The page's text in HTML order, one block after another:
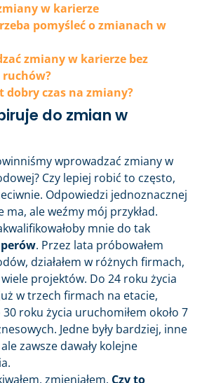
w karierze
pomyśleć o zmianach w
zmiany w karierze bez
dobry czas na zmiany?
do zmian w
wprowadzać zmiany w
Czy lepiej robić to często,
Odpowiedzi jednoznacznej
ma, ale weźmy mój przykład.
mnie do tak
. Przez lata próbowałem
działałem w różnych firmach,
projektów. Do 24 roku życia
w trzech firmach na etacie,
roku życia uruchomiłem około 7
Jedne były bardziej, inne
zawsze dawały kolejne
zmieniałem. Czy to